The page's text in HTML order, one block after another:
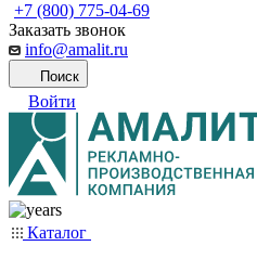
+7 (800) 775-04-69
Заказать звонок
info@amalit.ru
Поиск
Войти
Каталог